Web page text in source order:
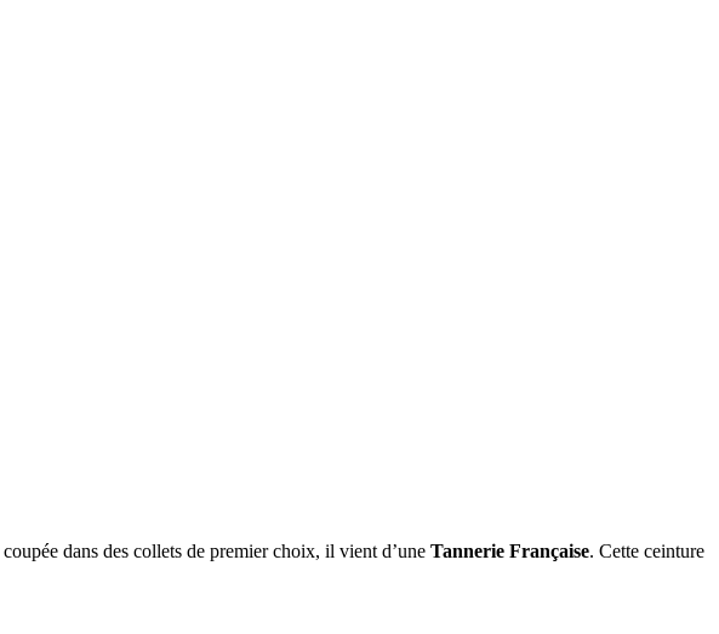
coupée dans des collets de premier choix, il vient d’une Tannerie Française. Cette ceinture